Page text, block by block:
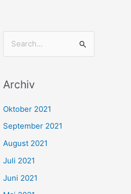
h
e
n
h
Archiv
Oktober 2021
September 2021
August 2021
Juli 2021
Juni 2021